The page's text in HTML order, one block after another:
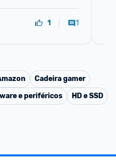
1 1
Cadeira gamer
e periféricos
HD e SSD